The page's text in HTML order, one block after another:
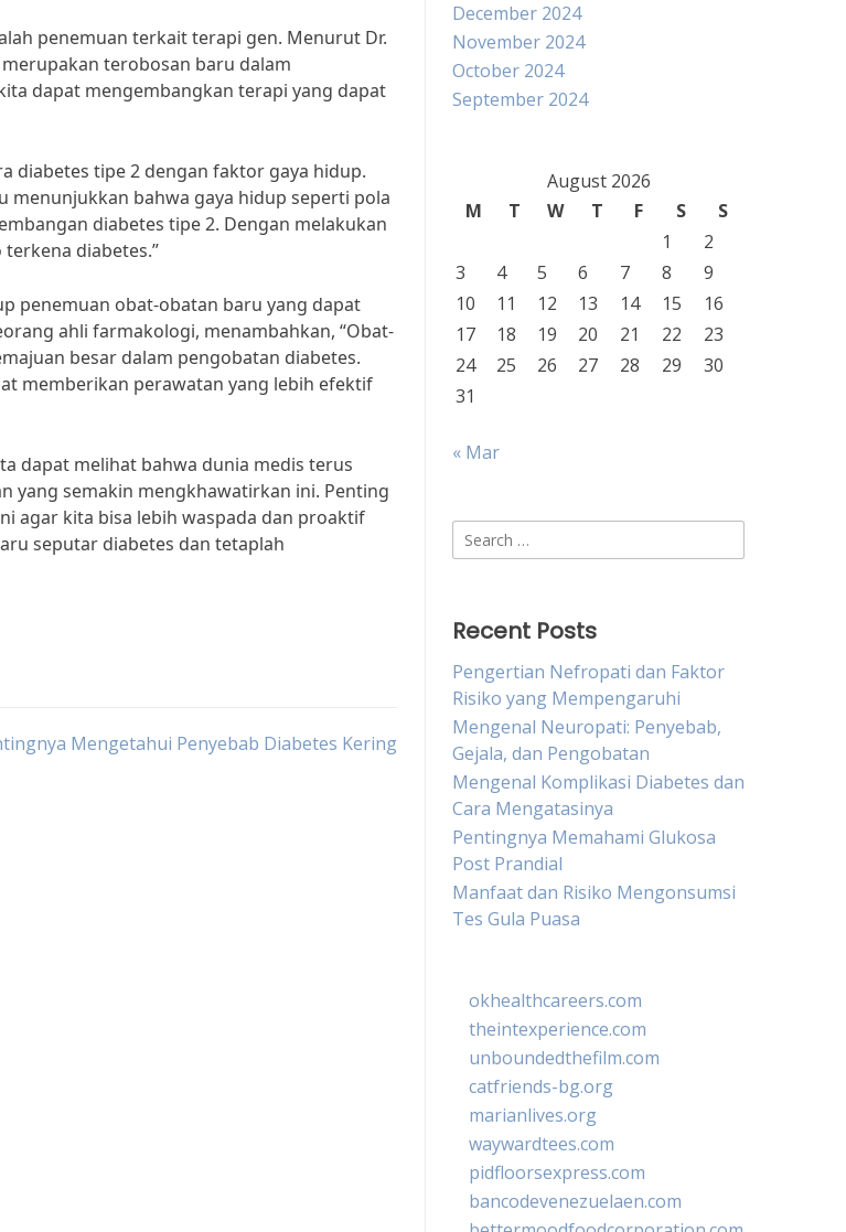
penemuan terkait terapi gen. Menurut Dr.
terobosan baru dalam
dapat mengembangkan terapi yang dapat
diabetes tipe 2 dengan faktor gaya hidup.
menunjukkan bahwa gaya hidup seperti pola
diabetes tipe 2. Dengan melakukan
diabetes.”
penemuan obat-obatan baru yang dapat
ahli farmakologi, menambahkan, “Obat-
besar dalam pengobatan diabetes.
memberikan perawatan yang lebih efektif
dapat melihat bahwa dunia medis terus
yang semakin mengkhawatirkan ini. Penting
agar kita bisa lebih waspada dan proaktif
seputar diabetes dan tetaplah
Mengetahui Penyebab Diabetes Kering
December 2024
November 2024
October 2024
September 2024
August 2026
M
T W T F S
S
1
2
3
4 5 6 7 8
9
10
11 12 13 14 15
16
17
18 19 20 21 22
23
24
25 26 27 28 29
30
31
« Mar
Search
for:
Recent Posts
Pengertian Nefropati dan Faktor
Risiko yang Mempengaruhi
Mengenal Neuropati: Penyebab,
Gejala, dan Pengobatan
Mengenal Komplikasi Diabetes dan
Cara Mengatasinya
Pentingnya Memahami Glukosa
Post Prandial
Manfaat dan Risiko Mengonsumsi
Tes Gula Puasa
okhealthcareers.com
theintexperience.com
unboundedthefilm.com
catfriends-bg.org
marianlives.org
waywardtees.com
pidfloorsexpress.com
bancodevenezuelaen.com